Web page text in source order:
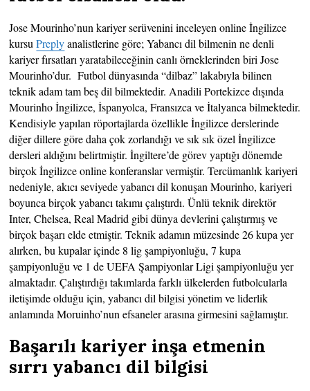
Jose Mourinho’nun kariyer serüvenini inceleyen online İngilizce
kursuPreplyanalistlerine göre; Yabancı dil bilmenin ne denli
kariyer fırsatları yaratabileceğinin canlı örneklerinden biri Jose
Mourinho’dur. Futbol dünyasında “dilbaz” lakabıyla bilinen
teknik adam tam beş dil bilmektedir. Anadili Portekizce dışında
Mourinho İngilizce, İspanyolca, Fransızca ve İtalyanca bilmektedir.
Kendisiyle yapılan röportajlarda özellikle İngilizce derslerinde
diğer dillere göre daha çok zorlandığı ve sık sık özel İngilizce
dersleri aldığını belirtmiştir. İngiltere’de görev yaptığı dönemde
birçok İngilizce online konferanslar vermiştir. Tercümanlık kariyeri
nedeniyle, akıcı seviyede yabancı dil konuşan Mourinho, kariyeri
boyunca birçok yabancı takımı çalıştırdı. Ünlü teknik direktör
Inter, Chelsea, Real Madrid gibi dünya devlerini çalıştırmış ve
birçok başarı elde etmiştir. Teknik adamın müzesinde 26 kupa yer
alırken, bu kupalar içinde 8 lig şampiyonluğu, 7 kupa
şampiyonluğu ve 1 de UEFA Şampiyonlar Ligi şampiyonluğu yer
almaktadır. Çalıştırdığı takımlarda farklı ülkelerden futbolcularla
iletişimde olduğu için, yabancı dil bilgisi yönetim ve liderlik
anlamında Moruinho’nun efsaneler arasına girmesini sağlamıştır.
Başarılı kariyer inşa etmenin
sırrı yabancı dil bilgisi